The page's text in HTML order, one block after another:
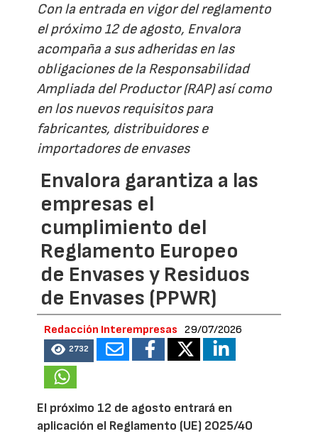
Con la entrada en vigor del reglamento
el próximo 12 de agosto, Envalora
acompaña a sus adheridas en las
obligaciones de la Responsabilidad
Ampliada del Productor (RAP) así como
en los nuevos requisitos para
fabricantes, distribuidores e
importadores de envases
Envalora garantiza a las
empresas el
cumplimiento del
Reglamento Europeo
de Envases y Residuos
de Envases (PPWR)
Redacción Interempresas 29/07/2026
2732
El próximo 12 de agosto entrará en
aplicación el Reglamento (UE) 2025/40